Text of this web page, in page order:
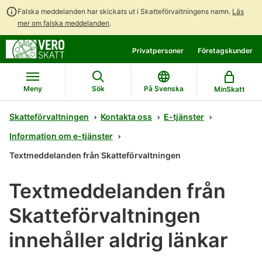
Falska meddelanden har skickats ut i Skatteförvaltningens namn. Läs
mer om falska meddelanden.
direkt
till
innehållet
till
hela
webbplatsens
sökning
en
chattbot-
diskussion
Privatpersoner Företagskunder
Meny Sök På Svenska MinSkatt
Skatteförvaltningen Kontakta oss
E-tjänster
Information om e-tjänster
Textmeddelanden från Skatteförvaltningen
Textmeddelanden från
Skatteförvaltningen
innehåller aldrig länkar